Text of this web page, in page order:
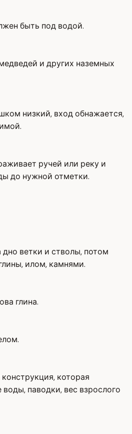
быть под водой.
и других наземных
низкий, вход обнажается,
ручей или реку и
до нужной отметки.
ветки и стволы, потом
илом, камнями.
глина.
которая
паводки, вес взрослого